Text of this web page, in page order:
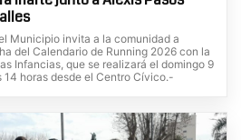
Municipio invita a la comunidad a
del Calendario de Running 2026 con la
Infancias, que se realizará el domingo 9
14 horas desde el Centro Cívico.-